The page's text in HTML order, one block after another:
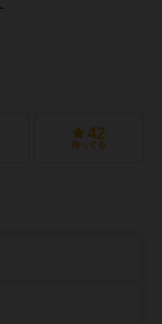
42
持ってる